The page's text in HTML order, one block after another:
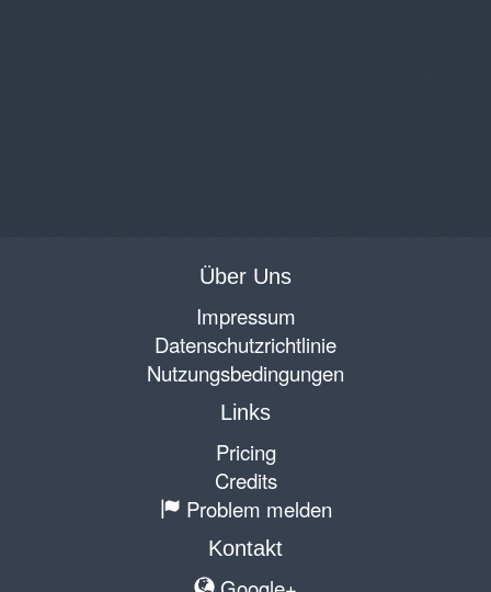
Über Uns
Impressum
Datenschutzrichtlinie
Nutzungsbedingungen
Links
Pricing
Credits
Problem melden
Kontakt